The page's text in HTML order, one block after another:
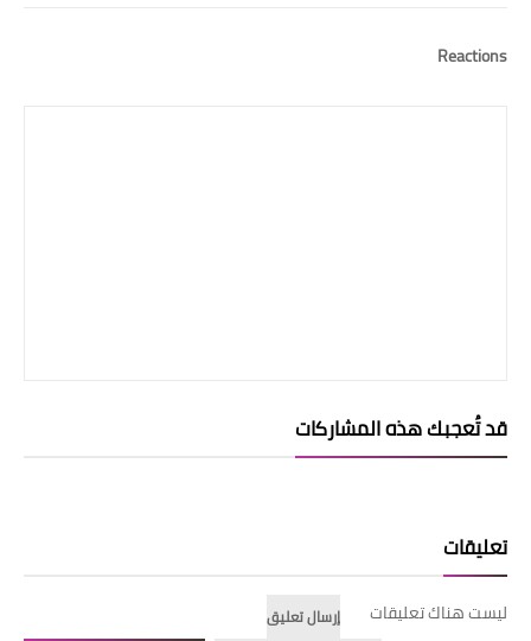
Reactions
قد تُعجبك هذه المشاركات
تعليقات
ليست هناك تعليقات إرسال تعليق